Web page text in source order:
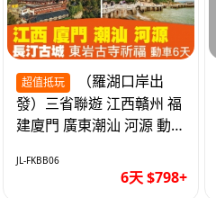
超值抵玩
發）三省聯遊 江西贛州 福
建廈門 廣東潮汕 河源 動車
JL-FKBB06
6天 $798+